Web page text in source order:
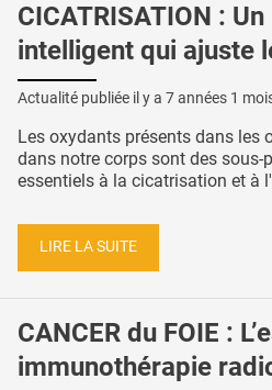
CICATRISATION :
intelligent qui ajuste
Actualité publiée il y a 7 années 1
Les oxydants présents dans les
dans notre corps sont des
essentiels à la cicatrisation et à
LIRE LA SUITE
CANCER du FOIE :
immunothérapie